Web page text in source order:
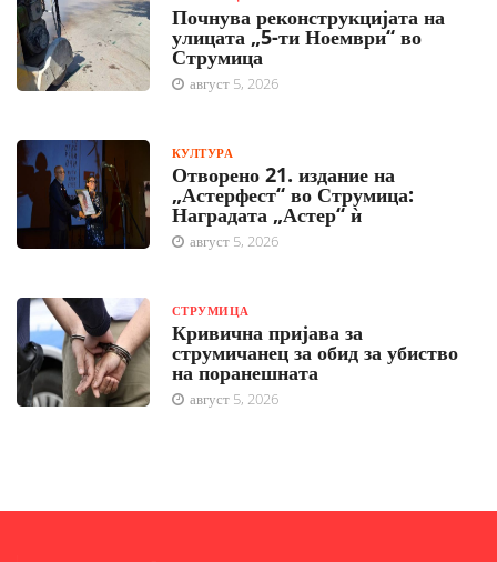
Почнува реконструкцијата на
улицата „5-ти Ноември“ во
Струмица
август 5, 2026
КУЛТУРА
Отворено 21. издание на
„Астерфест“ во Струмица:
Наградата „Астер“ ѝ
август 5, 2026
СТРУМИЦА
Кривична пријава за
струмичанец за обид за убиство
на поранешната
август 5, 2026